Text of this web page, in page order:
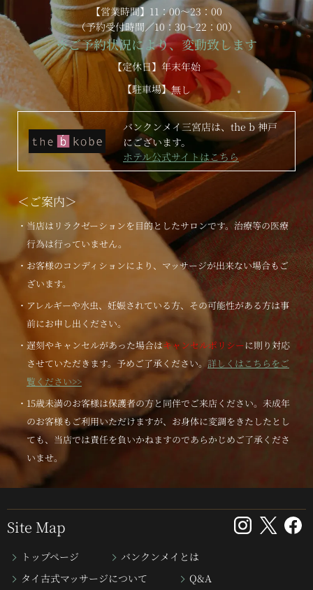
【営業時間】11：00～23：00
（予約受付時間／10：30～22：00）
※ご予約状況により、変動致します
【定休日】年末年始
【駐車場】無し
バンクンメイ三宮店は、the b 神戸
にございます。
ホテル公式サイトはこちら
＜ご案内＞
・当店はリラクゼーションを目的としたサロンです。治療等の医療
行為は行っていません。
・お客様のコンディションにより、マッサージが出来ない場合もご
ざいます。
・アレルギーや水虫、妊娠されている方、その可能性がある方は事
前にお申し出ください。
・遅刻やキャンセルがあった場合はキャンセルポリシーに則り対応
させていただきます。予めご了承ください。 詳しくはこちらをご
覧ください>>
・15歳未満のお客様は保護者の方と同伴でご来店ください。未成年
のお客様もご利用いただけますが、お身体に変調をきたしたとし
ても、当店では責任を負いかねますのであらかじめご了承くださ
いませ。
Site Map
トップページ
バンクンメイとは
タイ古式マッサージについて
Q&A